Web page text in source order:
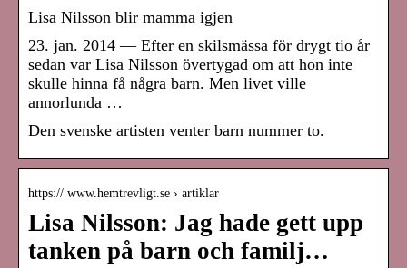
Lisa Nilsson blir mamma igjen
23. jan. 2014 — Efter en skilsmässa för drygt tio år
sedan var Lisa Nilsson övertygad om att hon inte
skulle hinna få några barn. Men livet ville
annorlunda …
Den svenske artisten venter barn nummer to.
https:// www.hemtrevligt.se › artiklar
Lisa Nilsson: Jag hade gett upp
tanken på barn och familj…